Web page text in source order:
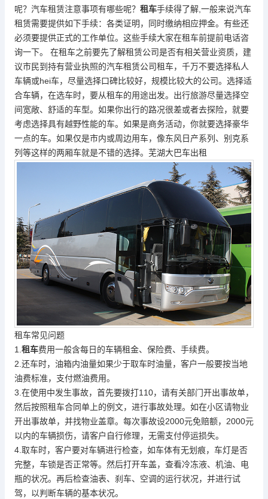
呢？汽车租赁注意事项有哪些呢？ 租车手续得了解,一般来说汽车
租赁需要提供如下手续：各类证明，同时缴纳相应押金。有些还
必须要提供正式的工作单位。这些手续大家在租车前提前电话咨
询一下。 在租车之前要先了解租赁公司是否有相关营业资质，建
议市民到持有营业执照的汽车租赁公司租车，千万不要选择私人
车辆或hei车，尽量选择口碑比较好，规模比较大的公司。选择适
合车辆，在选车时，要从租车的用途出发。出行旅游尽量选择空
间宽敞、舒适的车型。如果你出行的路况很差或者去探险，就要
考虑选择具有越野性能的车。如果是商务活动，你就要选择豪华
一点的车。如果仅是市内或周边用车，像东风日产系列、别克系
列等这样的两厢车就是不错的选择。芜湖大巴车出租
租车常见问题
1. 租车费用一般含每日的车辆租金、保险费、手续费。
2.还车时，油箱内油量如果少于取车时油量，客户一般要按当地
油费标准，支付燃油费用。
3.在使用中发生事故，首先要拨打110，请有关部门开出事故单，
然后按照租车合同单上的例文，进行事故处理。如在小区请物业
开出事故单，并找物业盖章。每次事故设2000元免赔额，2000元
以内的车辆损伤，请客户自行修理，无需支付停运损失。
4.取车时，客户要对车辆进行检查，如车体有无划痕，车灯是否
完整，车锁是否正常等。然后打开车盖，查看冷冻液、机油、电
瓶的状况。再后检查油表、刹车、空调的运行状况，并进行试
驾，以判断车辆的基本状况。